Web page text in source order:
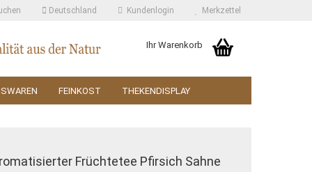
Deutschland Kundenlogin Merkzettel
Ihr Warenkorb
FEINKOST THEKENDISPLAY
Früchtetee Pfirsich Sahne